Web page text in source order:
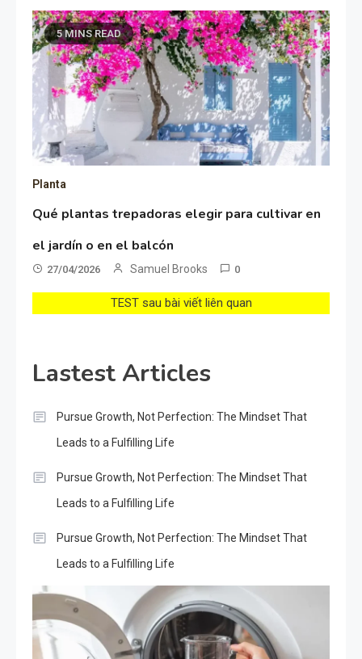
5 MINS READ
Planta
Qué plantas trepadoras elegir para cultivar en
el jardín o en el balcón
27/04/2026 Samuel Brooks 0
TEST sau bài viết liên quan
Lastest Articles
Pursue Growth, Not Perfection: The Mindset That
Leads to a Fulfilling Life
Pursue Growth, Not Perfection: The Mindset That
Leads to a Fulfilling Life
Pursue Growth, Not Perfection: The Mindset That
Leads to a Fulfilling Life